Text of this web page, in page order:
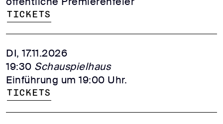
Tickets
DI, 17.11.2026
19:30 Schauspielhaus
Einführung um 19:00 Uhr.
Tickets